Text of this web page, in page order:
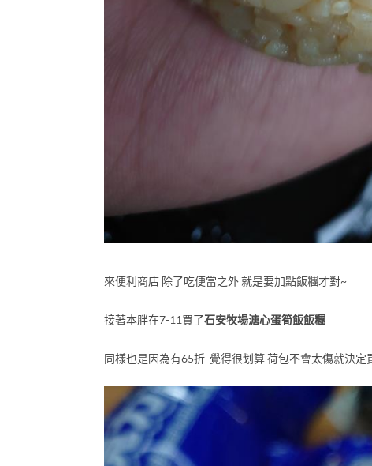
來便利商店 除了吃便當之外 就是要加點飯糰才對~
接著本胖在7-11買了石安牧場溏心蛋筍飯飯糰
同樣也是因為有65折 覺得很划算 荷包不會太傷就決定